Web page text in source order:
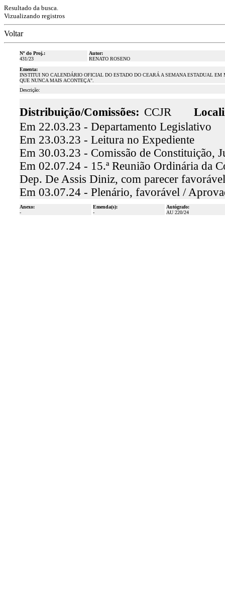
Resultado da busca.
Vizualizando registros
Voltar
Nº do Proj.:
431/23
Autor:
RENATO ROSENO
Ementa:
INSTITUI NO CALENDÁRIO OFICIAL DO ESTADO DO CEARÁ A SEMANA ESTADUAL
QUE NUNCA MAIS ACONTEÇA".
Descrição:
Distribuição/Comissões: CCJR
Em 22.03.23 - Departamento Legislativo
Em 23.03.23 - Leitura no Expediente
Em 30.03.23 - Comissão de Constituição,
Em 02.07.24 - 15.ª Reunião Ordinária da
Dep. De Assis Diniz, com parecer
Em 03.07.24 - Plenário, favorável /
Anexo:
-
Emenda(s):
-
Autógrafo:
AU 220/24